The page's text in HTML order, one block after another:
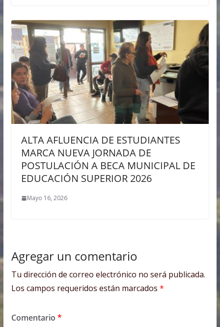
ALTA AFLUENCIA DE ESTUDIANTES
MARCA NUEVA JORNADA DE
POSTULACIÓN A BECA MUNICIPAL DE
EDUCACIÓN SUPERIOR 2026
Mayo 16, 2026
Agregar un comentario
Tu dirección de correo electrónico no será publicada.
Los campos requeridos están marcados *
Comentario *